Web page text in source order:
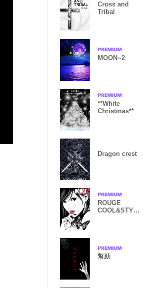
Cross and
Tribal
MOON~2
**White
Christmas**
Dragon crest
ROUGE
COOL&STYLI
幫助